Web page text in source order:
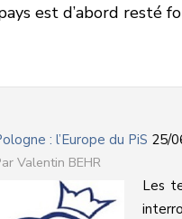
est d’abord resté
: l’Europe du PiS 25/
Valentin BEHR
Les